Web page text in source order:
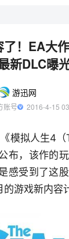
！EA大
新DLC曝
游迅网
账号
2016-4-15
模拟人生4（
布，该作的
感受到了这
游戏新内容